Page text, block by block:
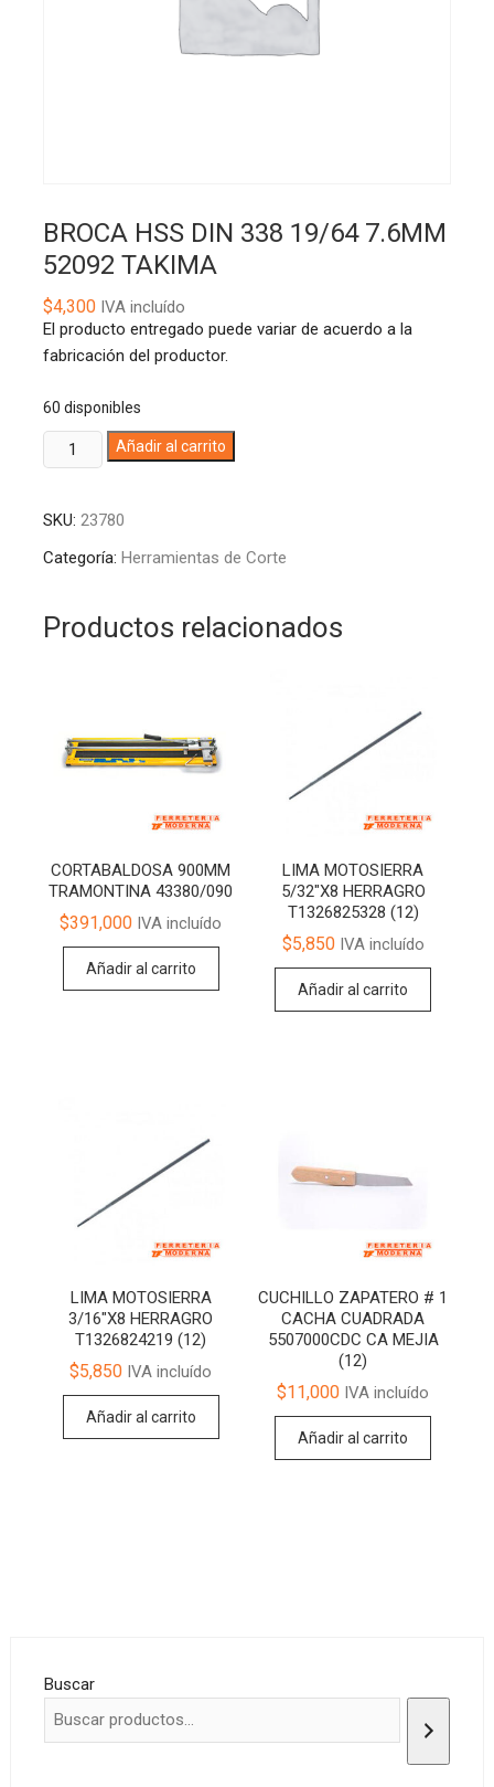
BROCA HSS DIN 338 19/64 7.6MM
52092 TAKIMA
$4,300IVA incluído
El producto entregado puede variar de acuerdo a la
fabricación del productor.
60 disponibles
BROCA
HSS
338
19/64
TAKIMA
Añadir al carrito
t
SKU: 23780
Categoría: Herramientas de Corte
Productos relacionados
CORTABALDOSA 900MM
TRAMONTINA 43380/090
$391,000 IVA incluído
Añadir al carrito
LIMA MOTOSIERRA
5/32″X8 HERRAGRO
T1326825328 (12)
$5,850IVA incluído
Añadir al carrito
LIMA MOTOSIERRA
3/16″X8 HERRAGRO
T1326824219 (12)
$5,850 IVA incluído
Añadir al carrito
CUCHILLO ZAPATERO # 1
CACHA CUADRADA
5507000CDC CA MEJIA
(12)
$11,000 IVA incluído
Añadir al carrito
Buscar